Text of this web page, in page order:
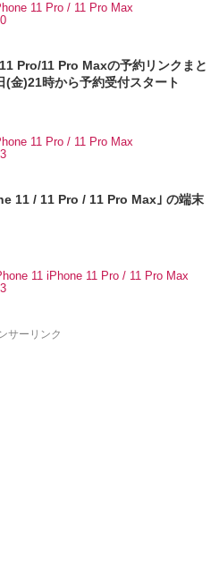
11 Pro / 11 Pro Max
Pro/11 Pro Maxの予約リンクまと
)21時から予約受付スタート
11 Pro / 11 Pro Max
11 / 11 Pro / 11 Pro Max｣ の端末
11 iPhone 11 Pro / 11 Pro Max
サーリンク